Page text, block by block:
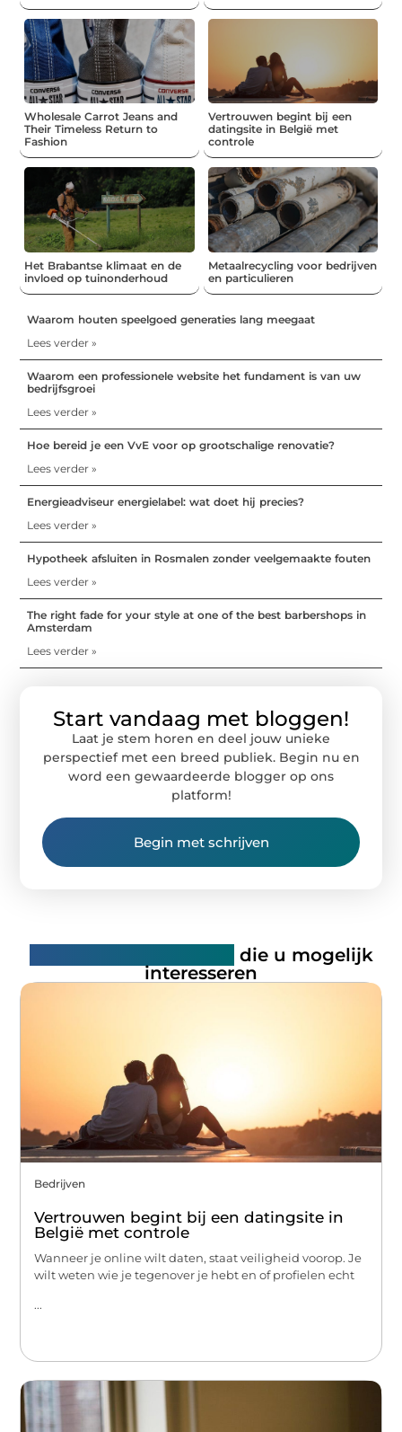
Wholesale Carrot Jeans and
Their Timeless Return to
Fashion
Vertrouwen begint bij een
datingsite in België met
controle
Het Brabantse klimaat en de
invloed op tuinonderhoud
Metaalrecycling voor bedrijven
en particulieren
Waarom houten speelgoed generaties lang meegaat
Lees verder »
Waarom een professionele website het fundament is van uw
bedrijfsgroei
Lees verder »
Hoe bereid je een VvE voor op grootschalige renovatie?
Lees verder »
Energieadviseur energielabel: wat doet hij precies?
Lees verder »
Hypotheek afsluiten in Rosmalen zonder veelgemaakte fouten
Lees verder »
The right fade for your style at one of the best barbershops in
Amsterdam
Lees verder »
Start vandaag met bloggen!
Laat je stem horen en deel jouw unieke
perspectief met een breed publiek. Begin nu en
word een gewaardeerde blogger op ons
platform!
Begin met schrijven
die u mogelijk
interesseren
Bedrijven
Vertrouwen begint bij een datingsite in
België met controle
Wanneer je online wilt daten, staat veiligheid voorop. Je
wilt weten wie je tegenover je hebt en of profielen echt
...